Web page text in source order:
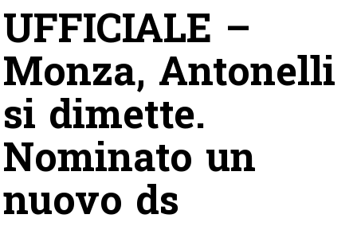
UFFICIALE –
Monza, Antonelli
si dimette.
Nominato un
nuovo ds